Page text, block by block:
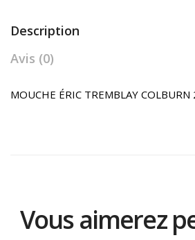
Description
Avis (0)
MOUCHE ÉRIC TREMBLAY COLBURN
Vous aimerez